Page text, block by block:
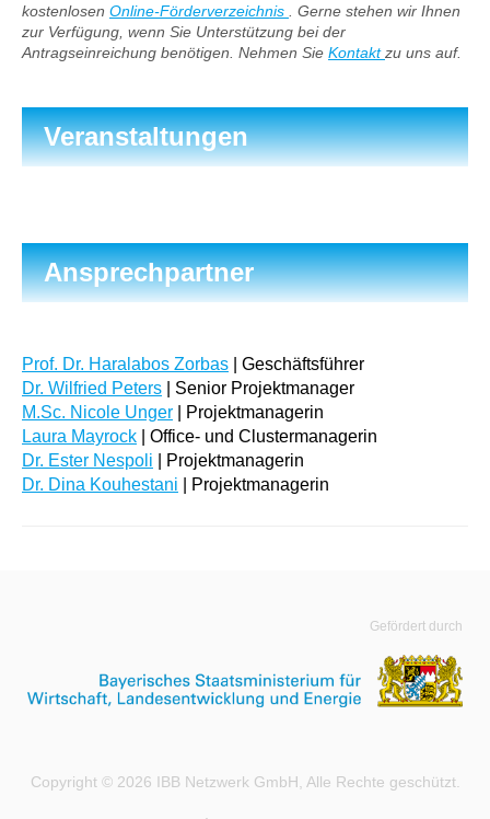
kostenlosen Online-Förderverzeichnis
. Gerne stehen wir Ihnen
zur Verfügung, wenn Sie Unterstützung bei der
Antragseinreichung benötigen. Nehmen Sie Kontaktzu uns auf.
Veranstaltungen
Ansprechpartner
Prof. Dr. Haralabos Zorbas | Geschäftsführer
Dr. Wilfried Peters | Senior Projektmanager
M.Sc. Nicole Unger | Projektmanagerin
Laura Mayrock | Office- und Clustermanagerin
Dr. Ester Nespoli | Projektmanagerin
Dr. Dina Kouhestani | Projektmanagerin
Gefördert durch
Copyright © 2026 IBB Netzwerk GmbH, Alle Rechte geschützt.